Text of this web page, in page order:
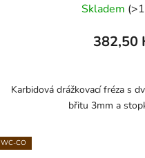
Skladem
382,50
Karbidová drážkovací fréza s
břitu 3mm a
WC-CO